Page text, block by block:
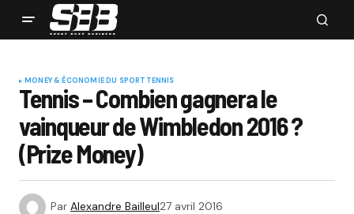
MONEY & ÉCONOMIE DU SPORT TENNIS
Tennis – Combien gagnera le
vainqueur de Wimbledon 2016 ?
(Prize Money)
Par Alexandre Bailleul27 avril 2016